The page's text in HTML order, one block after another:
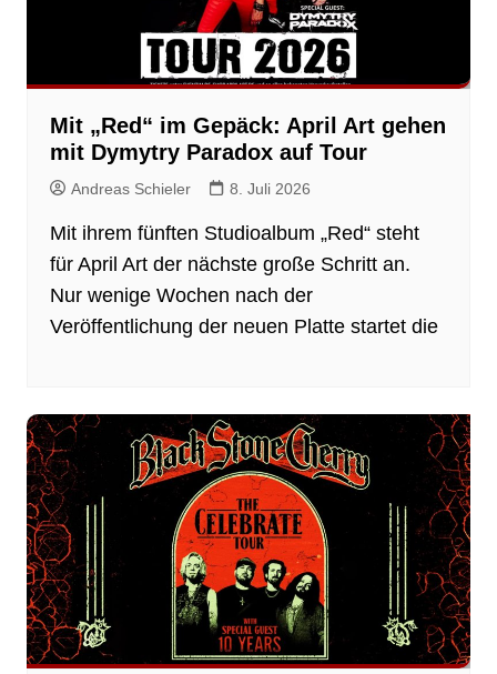
Mit „Red“ im Gepäck: April Art gehen
mit Dymytry Paradox auf Tour
Andreas Schieler 8. Juli 2026
Mit ihrem fünften Studioalbum „Red“ steht
für April Art der nächste große Schritt an.
Nur wenige Wochen nach der
Veröffentlichung der neuen Platte startet die